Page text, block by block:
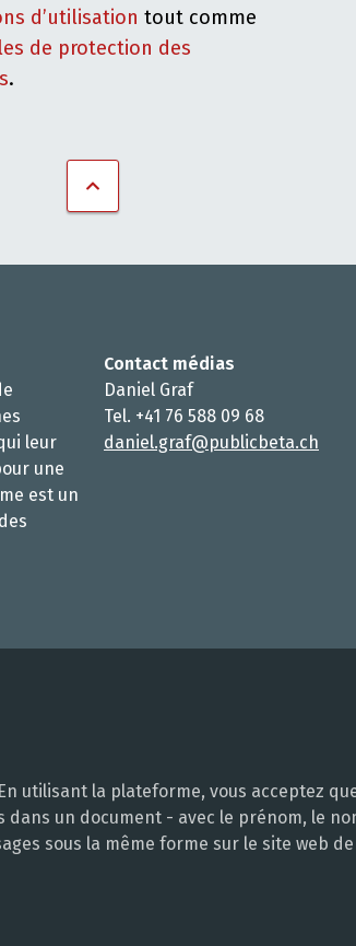
d’utilisation tout comme
de protection des
.
leur
une
est un
Contact médias
Daniel Graf
Tel. +41 76 588 09 68
daniel.graf@publicbeta.ch
utilisant la plateforme, vous acceptez
un document - avec le prénom, le
sous la même forme sur le site web